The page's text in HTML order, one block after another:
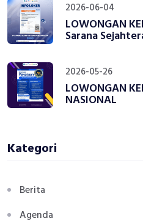
2026-06-04
LOWONGAN
Sarana
2026-05-26
LOWONGAN
NASIONAL
Kategori
Berita
Agenda